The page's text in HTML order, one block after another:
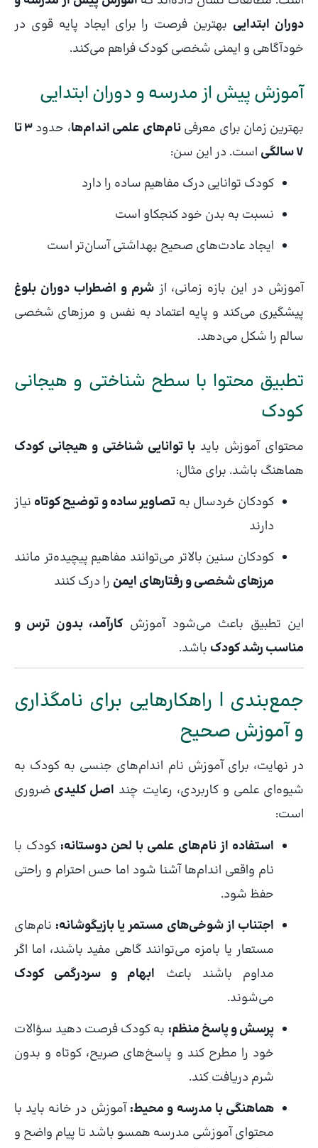
دوران ابتدایی بهترین فرصت را برای ایجاد پایه قوی در
خودآگاهی و ایمنی شخصی کودک فراهم می‌کند.
آموزش پیش از مدرسه و دوران ابتدایی
بهترین زمان برای معرفینام‌های علمی اندام‌ها، حدود
۳ تا
۷ سالگی
است. در این سن:
کودک توانایی درک مفاهیم ساده را دارد
نسبت به بدن خود کنجکاو است
ایجاد عادت‌های صحیح بهداشتی آسان‌تر است
آموزش در این بازه زمانی، ازشرم و اضطراب دوران بلوغ
پیشگیری می‌کند و پایه اعتماد به نفس و مرزهای شخصی
سالم را شکل می‌دهد.
تطبیق محتوا با سطح شناختی و هیجانی
کودک
محتوای آموزش باید با توانایی شناختی و هیجانی کودک
هماهنگ باشد. برای مثال:
کودکان خردسال به تصاویر ساده و توضیح کوتاه نیاز
دارند
کودکان سنین بالاتر می‌توانند مفاهیم پیچیده‌تر مانند
مرزهای شخصی و رفتارهای ایمن را درک کنند
این تطبیق باعث می‌شود آموزش کارآمد، بدون ترس و
مناسب رشد کودک باشد.
جمع‌بندی | راهکارهایی برای نامگذاری
و آموزش صحیح
در نهایت، برای آموزش نام اندام‌های جنسی به کودک به
شیوه‌ای علمی و کاربردی، رعایت چند اصل کلیدی ضروری
است:
استفاده از نام‌های علمی با لحن دوستانه: کودک با
نام واقعی اندام‌ها آشنا شود اما حس احترام و راحتی
حفظ شود.
اجتناب از شوخی‌های مستمر یا بازیگوشانه: نام‌های
مستعار یا بامزه می‌توانند گاهی مفید باشند، اما اگر
مداوم باشند باعث ابهام و سردرگمی کودک
می‌شوند.
پرسش و پاسخ منظم: به کودک فرصت دهید سؤالات
خود را مطرح کند و پاسخ‌های صریح، کوتاه و بدون
شرم دریافت کند.
هماهنگی با مدرسه و محیط:آموزش در خانه باید با
محتوای آموزشی مدرسه همسو باشد تا پیام واضح و